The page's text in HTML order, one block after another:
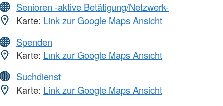
Senioren -aktive Betätigung/Netzwerk-
Karte: Link zur Google Maps Ansicht
Spenden
Karte: Link zur Google Maps Ansicht
Suchdienst
Karte: Link zur Google Maps Ansicht